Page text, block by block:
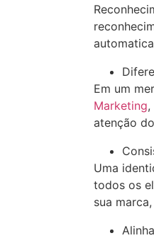
Em um
Marketing,
atenção
Uma
todos os
sua